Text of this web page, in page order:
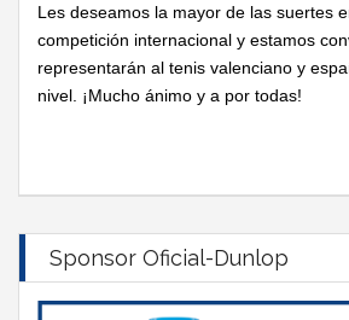
Les deseamos la mayor de las suertes
competición internacional y estamos
representarán al tenis valenciano y
nivel. ¡Mucho ánimo y a por todas!
Sponsor Oficial-Dunlop